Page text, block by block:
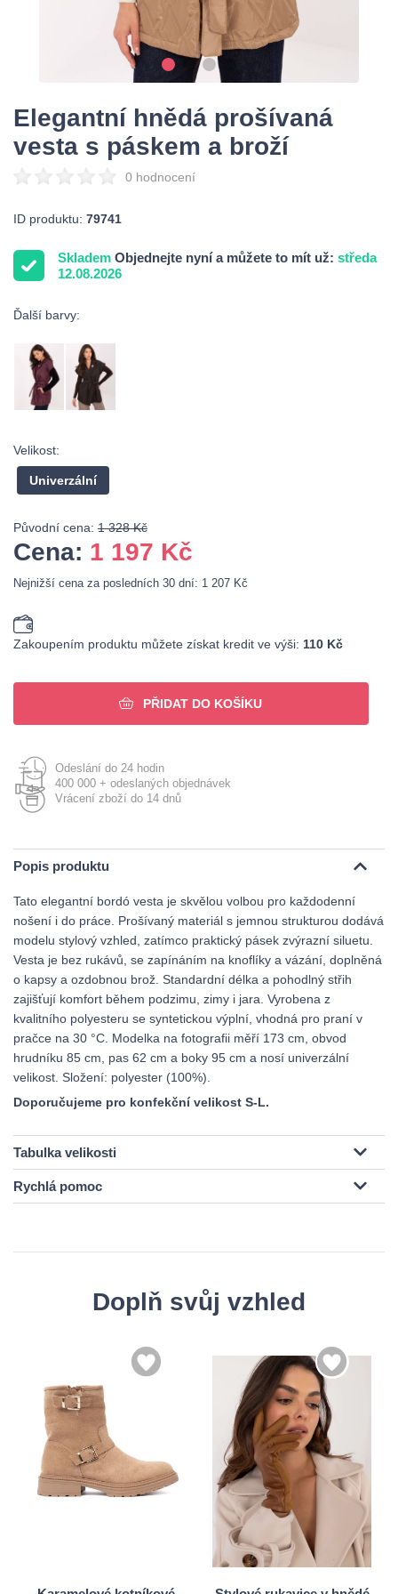
Elegantní hnědá prošívaná
vesta s páskem a broží
0 hodnocení
ID produktu: 79741
Skladem Objednejte nyní a můžete to mít už: středa
12.08.2026
Ďalší barvy:
Velikost:
Univerzální
Původní cena: 1 328 Kč
Cena: 1 197 Kč
Nejnižší cena za posledních 30 dní: 1 207 Kč
Zakoupením produktu můžete získat kredit ve výši: 110 Kč
PŘIDAT DO KOŠÍKU
Odeslání do 24 hodin
400 000 + odeslaných objednávek
Vrácení zboží do 14 dnů
Popis produktu
Tato elegantní bordó vesta je skvělou volbou pro každodenní
nošení i do práce. Prošívaný materiál s jemnou strukturou dodává
modelu stylový vzhled, zatímco praktický pásek zvýrazní siluetu.
Vesta je bez rukávů, se zapínáním na knoflíky a vázání, doplněná
o kapsy a ozdobnou brož. Standardní délka a pohodlný střih
zajišťují komfort během podzimu, zimy i jara. Vyrobena z
kvalitního polyesteru se syntetickou výplní, vhodná pro praní v
pračce na 30 °C. Modelka na fotografii měří 173 cm, obvod
hrudníku 85 cm, pas 62 cm a boky 95 cm a nosí univerzální
velikost. Složení: polyester (100%).
Doporučujeme pro konfekční velikost S-L.
Tabulka velikosti
Rychlá pomoc
Doplň svůj vzhled
S/M
L/XL